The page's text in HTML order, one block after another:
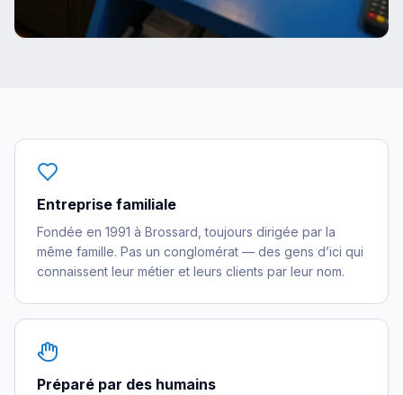
Entreprise familiale
Fondée en 1991 à Brossard, toujours dirigée par la
même famille. Pas un conglomérat — des gens d’ici qui
connaissent leur métier et leurs clients par leur nom.
Préparé par des humains